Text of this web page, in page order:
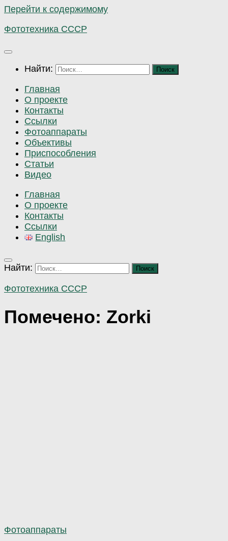
Перейти к содержимому
Фототехника СССР
Найти:
Главная
О проекте
Контакты
Ссылки
Фотоаппараты
Объективы
Приспособления
Статьи
Видео
Главная
О проекте
Контакты
Ссылки
English
Найти:
Фототехника СССР
Помечено: Zorki
Фотоаппараты